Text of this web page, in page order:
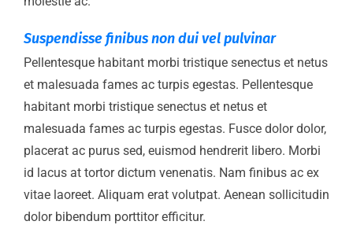
Suspendisse finibus non dui vel pulvinar
Pellentesque habitant morbi tristique senectus et netus
et malesuada fames ac turpis egestas. Pellentesque
habitant morbi tristique senectus et netus et
malesuada fames ac turpis egestas. Fusce dolor dolor,
placerat ac purus sed, euismod hendrerit libero. Morbi
id lacus at tortor dictum venenatis. Nam finibus ac ex
vitae laoreet. Aliquam erat volutpat. Aenean sollicitudin
dolor bibendum porttitor efficitur.